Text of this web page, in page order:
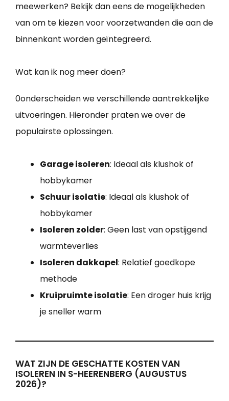
meewerken? Bekijk dan eens de mogelijkheden
van om te kiezen voor voorzetwanden die aan de
binnenkant worden geïntegreerd.
Wat kan ik nog meer doen?
0onderscheiden we verschillende aantrekkelijke
uitvoeringen. Hieronder praten we over de
populairste oplossingen.
Garage isoleren: Ideaal als klushok of
hobbykamer
Schuur isolatie: Ideaal als klushok of
hobbykamer
Isoleren zolder: Geen last van opstijgend
warmteverlies
Isoleren dakkapel: Relatief goedkope
methode
Kruipruimte isolatie: Een droger huis krijg
je sneller warm
WAT ZIJN DE GESCHATTE KOSTEN VAN
ISOLEREN IN S-HEERENBERG (AUGUSTUS
2026)?